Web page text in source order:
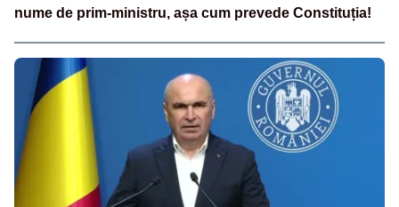
nume de prim-ministru, așa cum prevede Constituția!